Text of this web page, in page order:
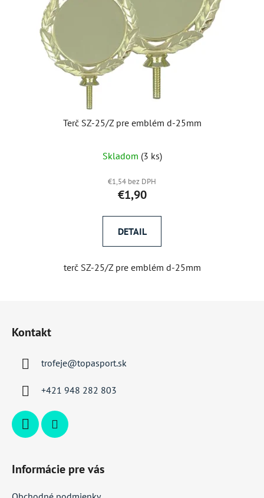
Terč SZ-25/Z pre emblém d-25mm
Skladom (3 ks)
€1,54 bez DPH
€1,90
DETAIL
terč SZ-25/Z pre emblém d-25mm
Kontakt
trofeje@topasport.sk
+421 948 282 803
Informácie pre vás